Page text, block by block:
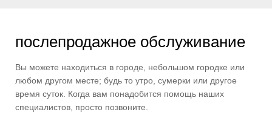
послепродажное обслуживание
Вы можете находиться в городе, небольшом городке или
любом другом месте; будь то утро, сумерки или другое
время суток. Когда вам понадобится помощь наших
специалистов, просто позвоните.